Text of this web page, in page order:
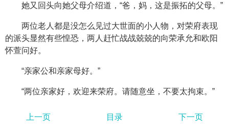
她又回头向她父母介绍道，“爸，妈，这是振拓的父母。”
两位老人都是没怎么见过大世面的小人物，对荣府表现
的派头显然有些惶恐，两人赶忙战战兢兢的向荣承允和欧阳
怀萱问好。
“亲家公和亲家母好。”
“两位亲家好，欢迎来荣府。请随意坐，不要太拘束。”
上一页 目录 下一页